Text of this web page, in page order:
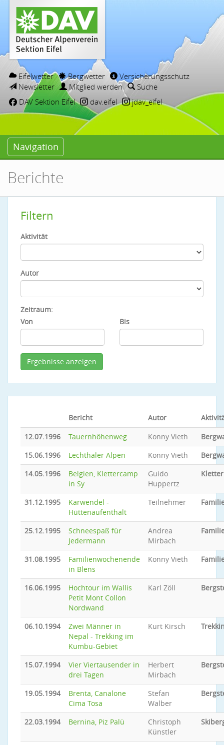
Eifelwetter Bergwetter
Versicherungsschutz
Newsletter
Mitglied werden
Suche
DAV Sektion Eifel
dav.eifel jdav_eifel
Navigation
Berichte
Filtern
Aktivität
Autor
Zeitraum:
Von
Bis
Bericht Autor
12.07.1996
Tauernhöhenweg Konny Vieth
15.06.1996
Lechthaler Alpen Konny Vieth
14.05.1996
Belgien, Klettercamp
in Sy
Guido
Huppertz
31.12.1995
Karwendel -
Hüttenaufenthalt
Teilnehmer
25.12.1995
Schneespaß für
Jedermann
Andrea
Mirbach
31.08.1995
Familienwochenende
in Blens
Konny Vieth
16.06.1995
Hochtour im Wallis
Petit Mont Collon
Nordwand
Karl Zöll
06.10.1994
Zwei Männer in
Nepal - Trekking im
Kumbu-Gebiet
Kurt Kirsch
15.07.1994
Vier Viertausender in
drei Tagen
Herbert
Mirbach
19.05.1994
Brenta, Canalone
Cima Tosa
Stefan
Walber
22.03.1994 Bernina, Piz Palü
Christoph
Künstler